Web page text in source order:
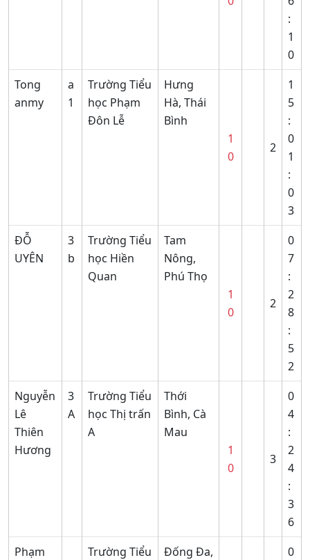
:
1
0
Tong
anmy
a
1
Trường Tiểu
học Phạm
Đôn Lễ
Hưng
Hà, Thái
Bình
1
0
2
1
5
:
0
1
:
0
3
ĐỖ
UYÊN
3
b
Trường Tiểu
học Hiền
Quan
Tam
Nông,
Phú Thọ
1
0
2
0
7
:
2
8
:
5
2
Nguyễn
Lê
Thiên
Hương
3
A
Trường Tiểu
học Thị trấn
A
Thới
Bình, Cà
Mau
1
0
3
0
4
:
2
4
:
3
6
Phạm
Trường Tiểu Đống Đa, 0